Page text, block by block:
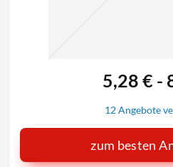
5,28 € -
12 Angebote
zum besten